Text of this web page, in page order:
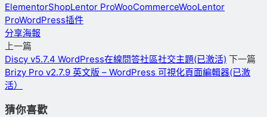
ElementorShopLentor ProWooCommerceWooLentor
ProWordPress插件
分享海報
上一篇
Discy v5.7.4 WordPress在線問答社區社交主題(已激活) 下一篇
Brizy Pro v2.7.9 英文版 – WordPress 可視化頁面編輯器(已激
活）
猜你喜歡